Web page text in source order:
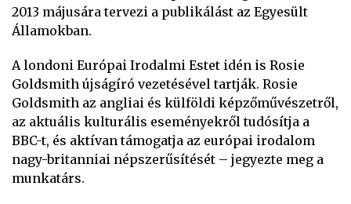
2013 májusára tervezi a publikálást az Egyesült
Államokban.
A londoni Európai Irodalmi Estet idén is Rosie
Goldsmith újságíró vezetésével tartják. Rosie
Goldsmith az angliai és külföldi képzőművészetről,
az aktuális kulturális eseményekről tudósítja a
BBC-t, és aktívan támogatja az európai irodalom
nagy-britanniai népszerűsítését – jegyezte meg a
munkatárs.